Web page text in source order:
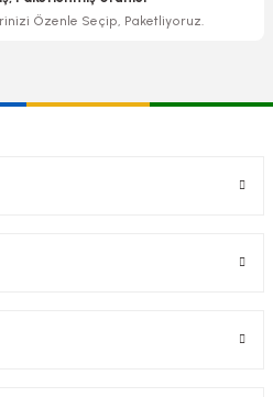
Özenle Seçip, Paketliyoruz.